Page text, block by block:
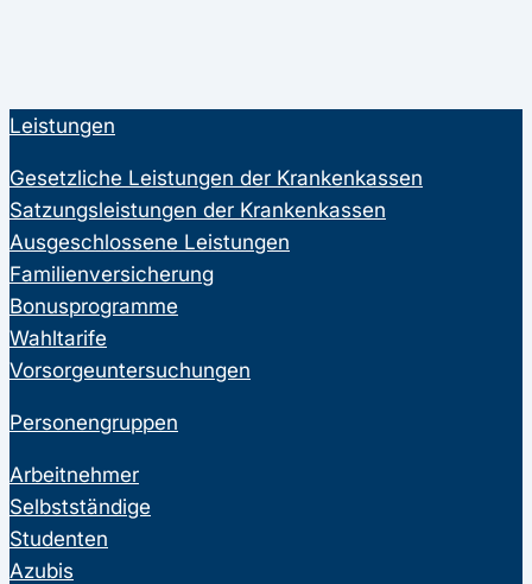
Leistungen
Gesetzliche Leistungen der Krankenkassen
Satzungsleistungen der Krankenkassen
Ausgeschlossene Leistungen
Familienversicherung
Bonusprogramme
Wahltarife
Vorsorgeuntersuchungen
Personengruppen
Arbeitnehmer
Selbstständige
Studenten
Azubis